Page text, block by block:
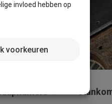
invloed hebben op
voorkeuren